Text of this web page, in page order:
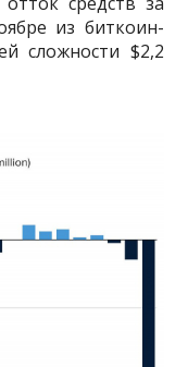
из биткоин-
сложности $2,2